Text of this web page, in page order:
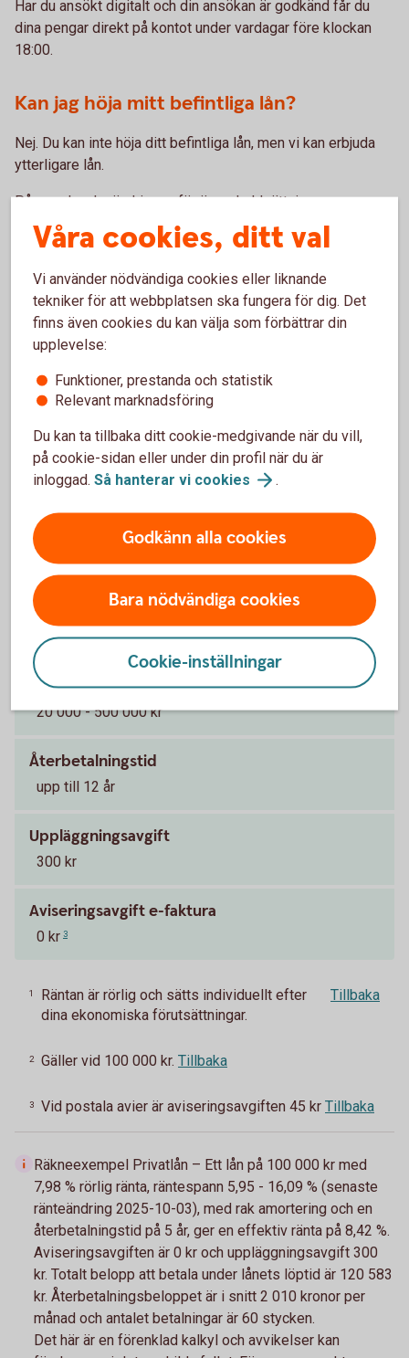
Har du ansökt digitalt och din ansökan är godkänd får du
dina pengar direkt på kontot under vardagar före klockan
18:00.
Kan jag höja mitt befintliga lån?
Nej. Du kan inte höja ditt befintliga lån, men vi kan erbjuda
ytterligare lån.
På grund av lagändringen för överskuldsättning som
infördes 1 mars 2025 kan vi tyvärr inte längre erbjuda
möjligheten att baka ihop dina lån som du har hos oss.
Ring 0499-487 50
Hitta dittbankkontor
Pris och ränta Privatlån
Ränta
5,95 - 16,09 % (senaste ränteändring 2025-10-03)
räntan är rörlig
Effektiv ränta
8,42 % 2
Lånebelopp
20 000 - 500 000 kr
Återbetalningstid
upp till 12 år
Uppläggningsavgift
300 kr
Aviseringsavgift e-faktura
0 kr 3
1
Räntan är rörlig och sätts individuellt efter
dina ekonomiska förutsättningar.
Tillbaka
2 Gäller vid 100 000 kr. Tillbaka
3 Vid postala avier är aviseringsavgiften 45 kr Tillbaka
Räkneexempel Privatlån – Ett lån på 100 000 kr med
7,98 % rörlig ränta, räntespann 5,95 - 16,09 % (senaste
ränteändring 2025-10-03), med rak amortering och en
återbetalningstid på 5 år, ger en effektiv ränta på 8,42 %.
Aviseringsavgiften är 0 kr och uppläggningsavgift 300
kr. Totalt belopp att betala under lånets löptid är 120 583
kr. Återbetalningsbeloppet är i snitt 2 010 kronor per
månad och antalet betalningar är 60 stycken.
Det här är en förenklad kalkyl och avvikelser kan
Våra cookies, ditt val
Vi använder nödvändiga cookies eller liknande
tekniker för att webbplatsen ska fungera för dig. Det
finns även cookies du kan välja som förbättrar din
upplevelse:
Funktioner, prestanda och statistik
Relevant marknadsföring
Du kan ta tillbaka ditt cookie-medgivande när du vill,
på cookie-sidan eller under din profil när du är
inloggad. Så hanterar vi cookies .
Godkänn alla cookies
Bara nödvändiga cookies
Cookie-inställningar